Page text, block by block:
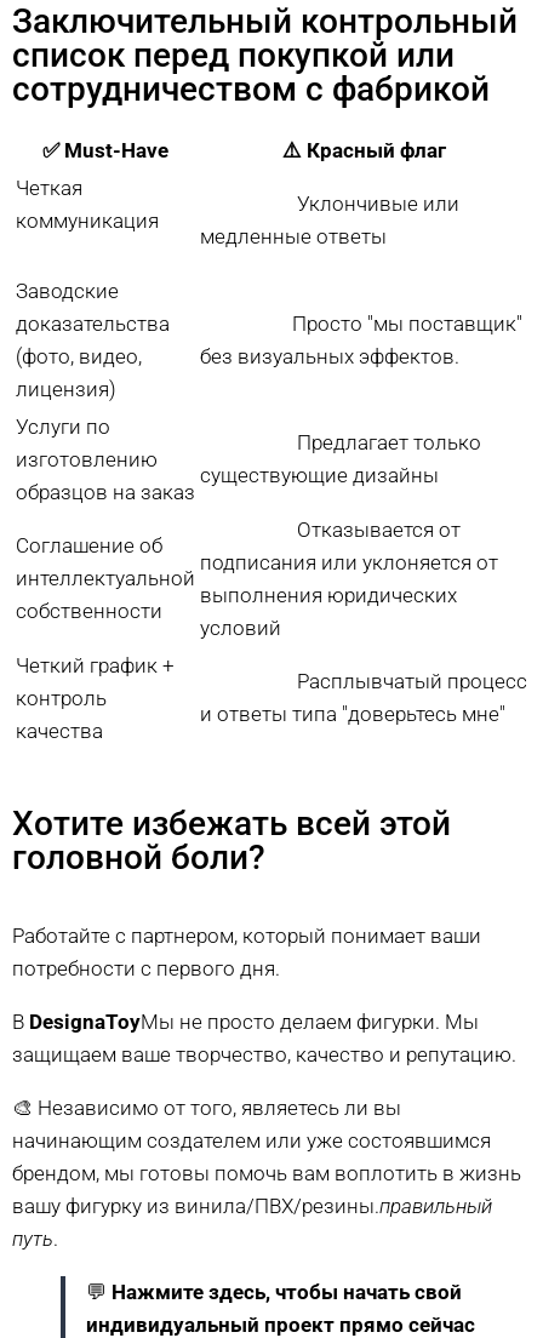
Заключительный контрольный
список перед покупкой или
сотрудничеством с фабрикой
✅ Must-Have
⚠️ Красный флаг
Четкая
коммуникация
Уклончивые или
медленные ответы
Заводские
доказательства
(фото, видео,
лицензия)
Просто "мы поставщик"
без визуальных эффектов.
Услуги по
изготовлению
образцов на заказ
Предлагает только
существующие дизайны
Соглашение об
интеллектуальной
собственности
Отказывается от
подписания или уклоняется от
выполнения юридических
условий
Четкий график +
контроль
качества
Расплывчатый процесс
и ответы типа "доверьтесь мне"
Хотите избежать всей этой
головной боли?
Работайте с партнером, который понимает ваши
потребности с первого дня.
В DesignaToyМы не просто делаем фигурки. Мы
защищаем ваше творчество, качество и репутацию.
🎨 Независимо от того, являетесь ли вы
начинающим создателем или уже состоявшимся
брендом, мы готовы помочь вам воплотить в жизнь
вашу фигурку из винила/ПВХ/резины.правильный
путь.
💬 Нажмите здесь, чтобы начать свой
индивидуальный проект прямо сейчас